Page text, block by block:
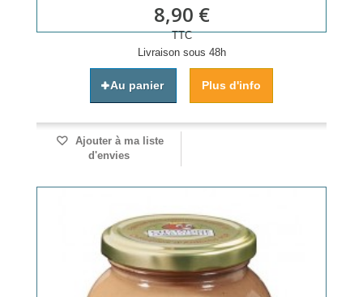
8,90 €
TTC
Livraison sous 48h
Au panier Plus d'info
Ajouter à ma liste
d'envies